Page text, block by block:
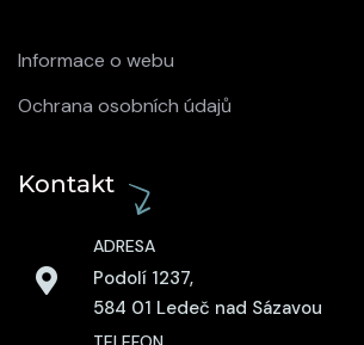
Informace o webu
Ochrana osobních údajů
Kontakt
ADRESA
Podolí 1237,
584 01 Ledeč nad Sázavou